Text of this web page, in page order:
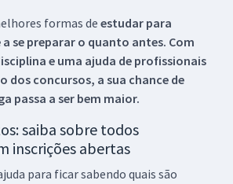
formas de estudar para
se preparar o quanto antes. Com
e uma ajuda de profissionais
dos concursos, a sua chance de
passa a ser bem maior.
saiba sobre todos
inscrições abertas
para ficar sabendo quais são